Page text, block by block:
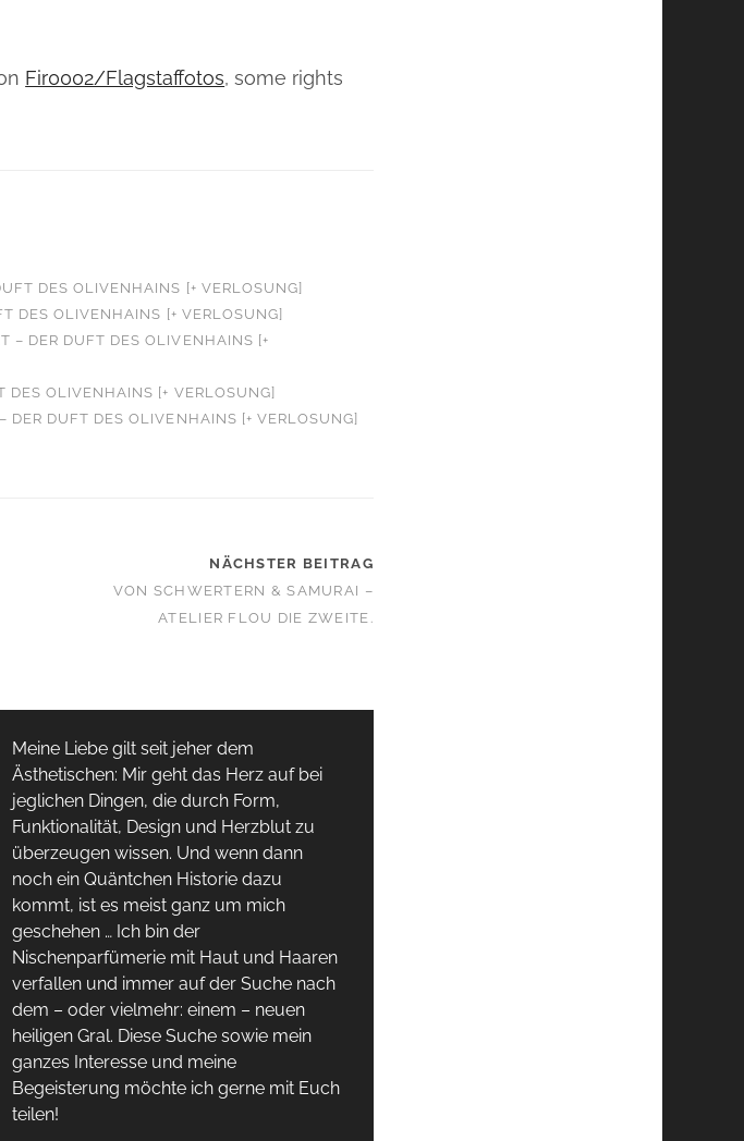
Fir0002/Flagstaffotos, some rights
DES OLIVENHAINS [+ VERLOSUNG]
DES OLIVENHAINS [+ VERLOSUNG]
– DER DUFT DES OLIVENHAINS [+
DES OLIVENHAINS [+ VERLOSUNG]
DER DUFT DES OLIVENHAINS [+ VERLOSUNG]
NÄCHSTER BEITRAG
VON SCHWERTERN & SAMURAI –
ATELIER FLOU DIE ZWEITE.
Meine Liebe gilt seit jeher dem
Ästhetischen: Mir geht das Herz auf bei
jeglichen Dingen, die durch Form,
Funktionalität, Design und Herzblut zu
überzeugen wissen. Und wenn dann
noch ein Quäntchen Historie dazu
kommt, ist es meist ganz um mich
geschehen … Ich bin der
Nischenparfümerie mit Haut und Haaren
verfallen und immer auf der Suche nach
dem – oder vielmehr: einem – neuen
heiligen Gral. Diese Suche sowie mein
ganzes Interesse und meine
Begeisterung möchte ich gerne mit Euch
teilen!